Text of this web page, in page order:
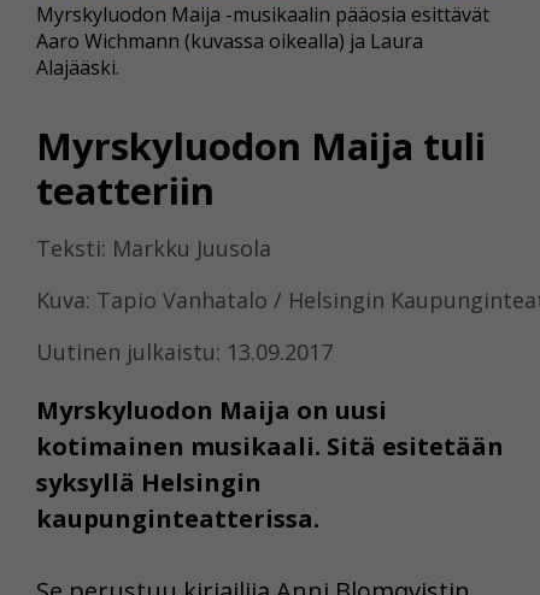
Myrskyluodon Maija tuli
teatteriin
Teksti: Markku Juusola
Kuva: Tapio Vanhatalo / Helsingin
Uutinen julkaistu: 13.09.2017
Myrskyluodon Maija on uusi
kotimainen musikaali. Sitä esitetään
syksyllä Helsingin
kaupunginteatterissa.
Myrskyluodon Maija -musikaalin pääosia esittävät
Aaro Wichmann (kuvassa oikealla) ja Laura
Alajääski.